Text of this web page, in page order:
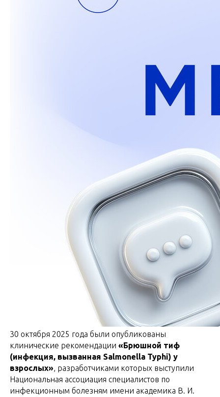
30 октября 2025 года были опубликованы
клинические рекомендации «Брюшной тиф
(инфекция, вызванная Salmonella Typhi) у
взрослых», разработчиками которых выступили
Национальная ассоциация специалистов по
инфекционным болезням имени академика В. И.